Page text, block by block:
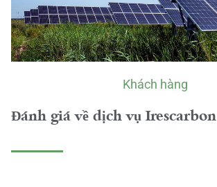
Khách hàng
Đánh giá về dịch vụ Irescarbon